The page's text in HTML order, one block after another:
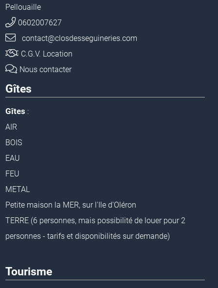
Pellouaille
0602007627
contact@closdesseguineries.com
C.G.V. Location
Nous contacter
Gîtes
Gîtes :
AIR
BOIS
EAU
FEU
METAL
Petite maison la MER, sur l'Ile d'Oléron
TERRE (6 personnes, mais possibilité de louer pour 2
personnes - tarifs et disponibilités sur demande)
Tourisme